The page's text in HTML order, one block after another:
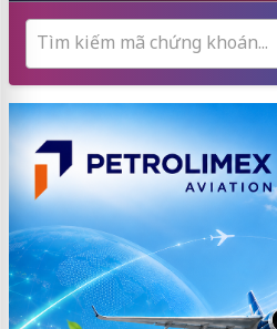
Tìm kiếm mã chứng khoán...